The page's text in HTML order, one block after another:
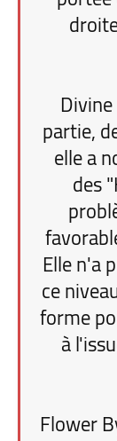
partie,
elle a
des
Elle n'a
ce
forme
à
Flower